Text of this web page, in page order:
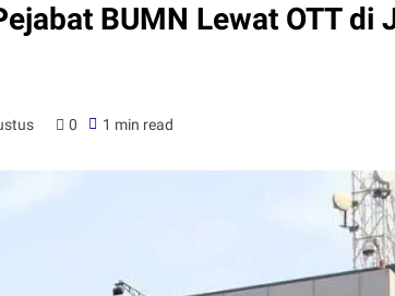
BUMN Lewat OTT di
0 1 min read